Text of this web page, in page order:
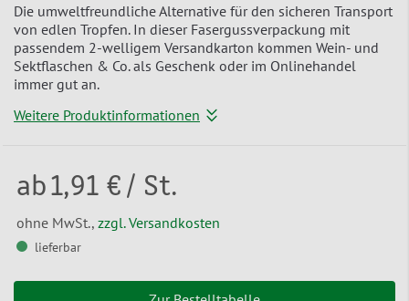
Die umweltfreundliche Alternative für den sicheren Transport
von edlen Tropfen. In dieser Fasergussverpackung mit
passendem 2-welligem Versandkarton kommen Wein- und
Sektflaschen & Co. als Geschenk oder im Onlinehandel
immer gut an.
Weitere Produktinformationen
ab1,91 € / St.
ohne MwSt., zzgl. Versandkosten
lieferbar